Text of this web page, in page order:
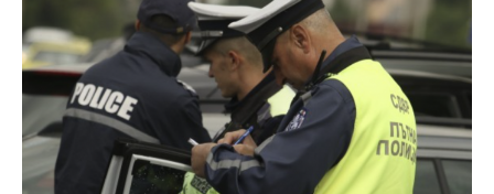
gr
a
m
s
A
p
e
b
o
o
k